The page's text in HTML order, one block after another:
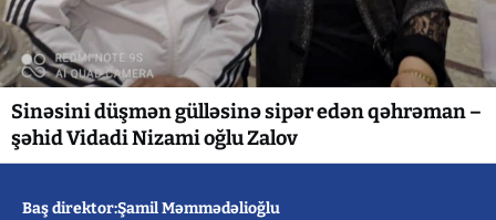
Sinəsini düşmən gülləsinə sipər edən qəhrəman –
şəhid Vidadi Nizami oğlu Zalov
Baş direktor:Şamil Məmmədəlioğlu